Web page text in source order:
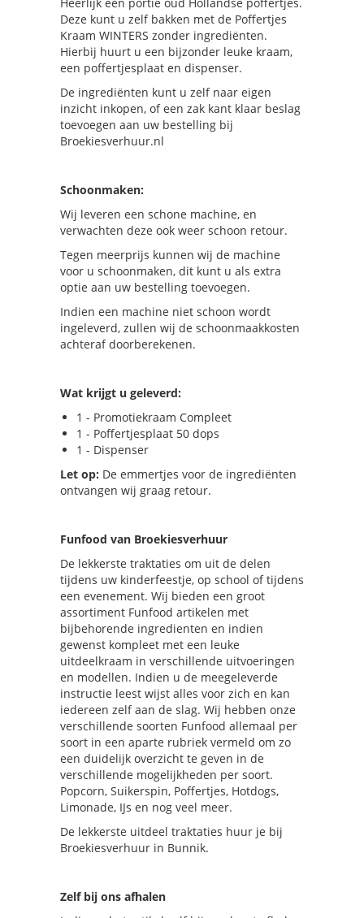
Deze kunt u zelf bakken met de Poffertjes
Kraam WINTERS zonder ingrediënten.
Hierbij huurt u een bijzonder leuke kraam,
een poffertjesplaat en dispenser.
De ingrediënten kunt u zelf naar eigen
inzicht inkopen, of een zak kant klaar beslag
toevoegen aan uw bestelling bij
Broekiesverhuur.nl
Schoonmaken:
Wij leveren een schone machine, en
verwachten deze ook weer schoon retour.
Tegen meerprijs kunnen wij de machine
voor u schoonmaken, dit kunt u als extra
optie aan uw bestelling toevoegen.
Indien een machine niet schoon wordt
ingeleverd, zullen wij de schoonmaakkosten
achteraf doorberekenen.
Wat krijgt u geleverd:
1 - Promotiekraam Compleet
1 - Poffertjesplaat 50 dops
1 - Dispenser
Let op: De emmertjes voor de ingrediënten
ontvangen wij graag retour.
Funfood van Broekiesverhuur
De lekkerste traktaties om uit de delen
tijdens uw kinderfeestje, op school of tijdens
een evenement. Wij bieden een groot
assortiment Funfood artikelen met
bijbehorende ingredienten en indien
gewenst kompleet met een leuke
uitdeelkraam in verschillende uitvoeringen
en modellen. Indien u de meegeleverde
instructie leest wijst alles voor zich en kan
iedereen zelf aan de slag. Wij hebben onze
verschillende soorten Funfood allemaal per
soort in een aparte rubriek vermeld om zo
een duidelijk overzicht te geven in de
verschillende mogelijkheden per soort.
Popcorn, Suikerspin, Poffertjes, Hotdogs,
Limonade, IJs en nog veel meer.
De lekkerste uitdeel traktaties huur je bij
Broekiesverhuur in Bunnik.
Zelf bij ons afhalen